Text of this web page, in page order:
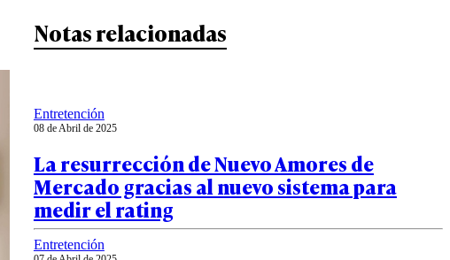
Notas relacionadas
Entretención
08 de Abril de 2025
La resurrección de Nuevo Amores de
Mercado gracias al nuevo sistema para
medir el rating
Entretención